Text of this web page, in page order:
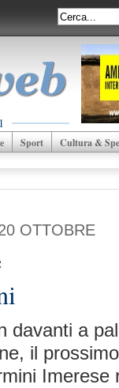
Sport Cultura &
OTTOBRE
davanti a
il
Imerese